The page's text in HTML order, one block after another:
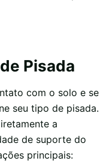
Pisada
com o solo e se
seu tipo de pisada.
a
de suporte do
principais: